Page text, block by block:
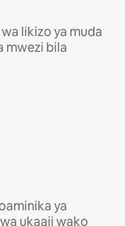
likizo ya muda
mwezi bila
ya
ukaaji wako